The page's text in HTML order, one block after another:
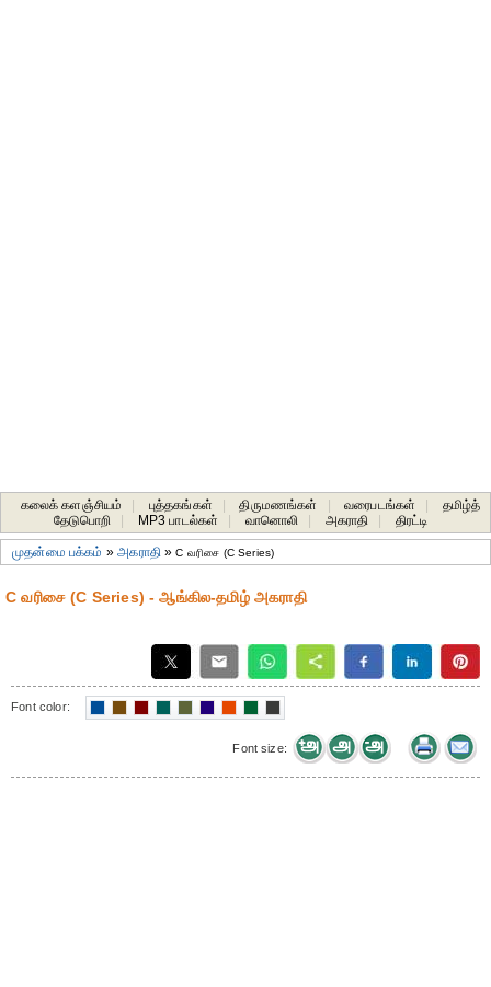
கலைக் களஞ்சியம் புத்தகங்கள் திருமணங்கள் வரைபடங்கள்
தமிழ்த்
தேடுபொறி
MP3 பாடல்கள் வானொலி அகராதி திரட்டி
முதன்மை பக்கம் »அகராதி»C வரிசை (C Series)
C வரிசை (C Series) - ஆங்கில-தமிழ் அகராதி
Font color:
Font size: